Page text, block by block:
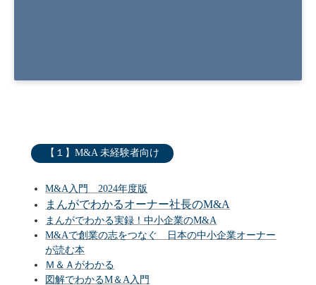
【１】M&A 未経験者向け
M&A入門 2024年度版
まんがでわかるオーナー社長のM&A
まんがでわかる実録！中小企業のM&A
M&Aで創業の志をつなぐ 日本の中小企業オーナー
が読む本
Ｍ＆Ａがわかる
図解でわかるM＆A入門